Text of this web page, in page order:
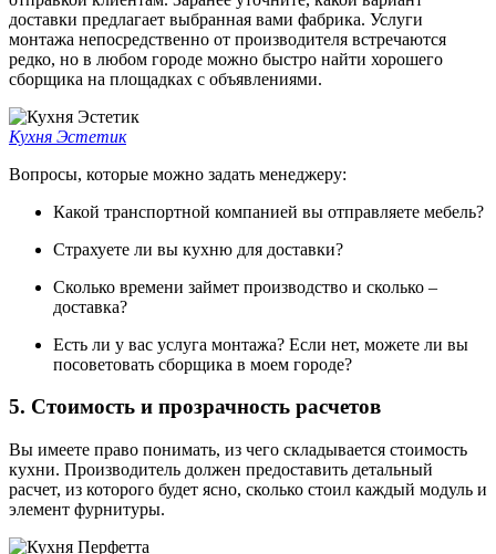
доставки предлагает выбранная вами фабрика. Услуги
монтажа непосредственно от производителя встречаются
редко, но в любом городе можно быстро найти хорошего
сборщика на площадках с объявлениями.
Кухня Эстетик
Вопросы, которые можно задать менеджеру:
Какой транспортной компанией вы отправляете мебель?
Страхуете ли вы кухню для доставки?
Сколько времени займет производство и сколько –
доставка?
Есть ли у вас услуга монтажа? Если нет, можете ли вы
посоветовать сборщика в моем городе?
5. Стоимость и прозрачность расчетов
Вы имеете право понимать, из чего складывается стоимость
кухни. Производитель должен предоставить детальный
расчет, из которого будет ясно, сколько стоил каждый модуль и
элемент фурнитуры.